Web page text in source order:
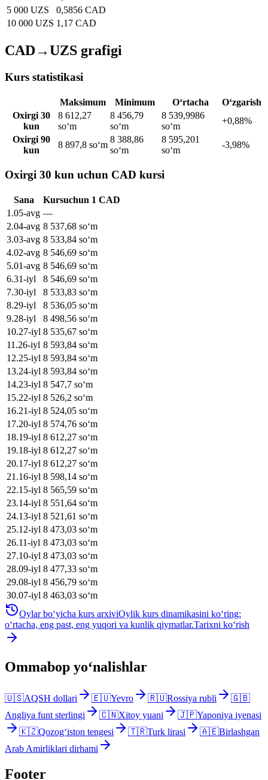
5 000 UZS
0,5856 CAD
10 000 UZS 1,17 CAD
CAD→UZS grafigi
Kurs statistikasi
Maksimum Minimum O‘rtacha
O‘zgarish
Oxirgi 30
kun
8 612,27
soʻm
8 456,79
soʻm
8 539,9986
soʻm
+0,88%
Oxirgi 90
kun
8 897,8 soʻm
8 388,86
soʻm
8 595,201
soʻm
-3,98%
Oxirgi 30 kun uchun CAD kursi
Sana Kursuchun 1 CAD
1 .05-avg —
2.04-avg 8 537,68 soʻm
3.03-avg 8 533,84 soʻm
4.02-avg 8 546,69 soʻm
5.01-avg 8 546,69 soʻm
6.31-iyl 8 546,69 soʻm
7.30-iyl 8 533,83 soʻm
8.29-iyl 8 536,05 soʻm
9.28-iyl 8 498,56 soʻm
10.27-iyl 8 535,67 soʻm
11 .26-iyl 8 593,84 soʻm
12.25-iyl 8 593,84 soʻm
13.24-iyl 8 593,84 soʻm
14.23-iyl 8 547,7 soʻm
15.22-iyl 8 526,2 soʻm
16.21-iyl 8 524,05 soʻm
17.20-iyl 8 574,76 soʻm
18.19-iyl 8 612,27 soʻm
19.18-iyl 8 612,27 soʻm
20.17-iyl 8 612,27 soʻm
21 .16-iyl 8 598,14 soʻm
22.15-iyl 8 565,59 soʻm
23.14-iyl 8 551,64 soʻm
24.13-iyl 8 521,61 soʻm
25.12-iyl 8 473,03 soʻm
26.11-iyl 8 473,03 soʻm
27.10-iyl 8 473,03 soʻm
28.09-iyl 8 477,33 soʻm
29.08-iyl 8 456,79 soʻm
30.07-iyl 8 463,03 soʻm
Oylar bo‘yicha kurs arxiviOylik kurs dinamikasini ko‘ring:
o‘rtacha, eng past, eng yuqori va kunlik qiymatlar.Tarixni ko‘rish
Ommabop yo‘nalishlar
🇺🇸AQSH dollari 🇪🇺Yevro 🇷🇺Rossiya rubli
🇬🇧
Angliya funt sterlingi
🇨🇳Xitoy yuani 🇯🇵Yaponiya iyenasi
🇰🇿Qozog‘iston tengesi 🇹🇷Turk lirasi 🇦🇪Birlashgan
Arab Amirliklari dirhami
Footer